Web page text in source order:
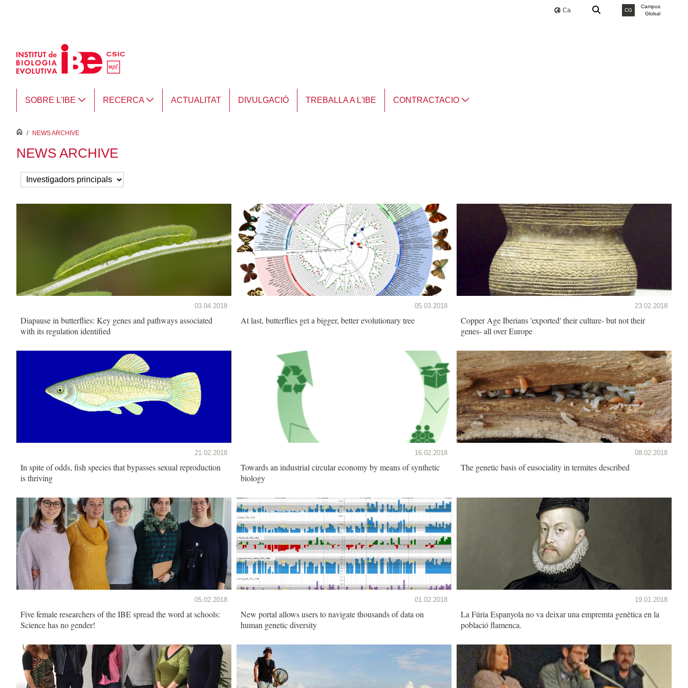
Ca CG
Campus
Global
SOBRE L'IBE RECERCA ACTUALITAT DIVULGACIÓ TREBALLA A L'IBE CONTRACTACIO
inici
/ NEWS ARCHIVE
NEWS ARCHIVE
03.04.2018
Diapause in butterflies: Key genes and pathways associated
with its regulation identified
05.03.2018
At last, butterflies get a bigger, better evolutionary tree
23.02.2018
Copper Age Iberians 'exported' their culture- but not their
genes- all over Europe
21.02.2018
In spite of odds, fish species that bypasses sexual reproduction
is thriving
16.02.2018
Towards an industrial circular economy by means of synthetic
biology
08.02.2018
The genetic basis of eusociality in termites described
05.02.2018
Five female researchers of the IBE spread the word at schools:
Science has no gender!
01.02.2018
New portal allows users to navigate thousands of data on
human genetic diversity
19.01.2018
La Fúria Espanyola no va deixar una empremta genètica en la
població flamenca.